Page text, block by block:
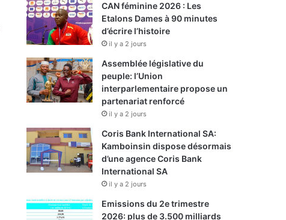
CAN féminine 2026 : Les
Etalons Dames à 90 minutes
d’écrire l’histoire
il y a 2 jours
Assemblée législative du
peuple: l’Union
interparlementaire propose un
partenariat renforcé
il y a 2 jours
Coris Bank International SA:
Kamboinsin dispose désormais
d’une agence Coris Bank
International SA
il y a 2 jours
Emissions du 2e trimestre
2026: plus de 3.500 milliards